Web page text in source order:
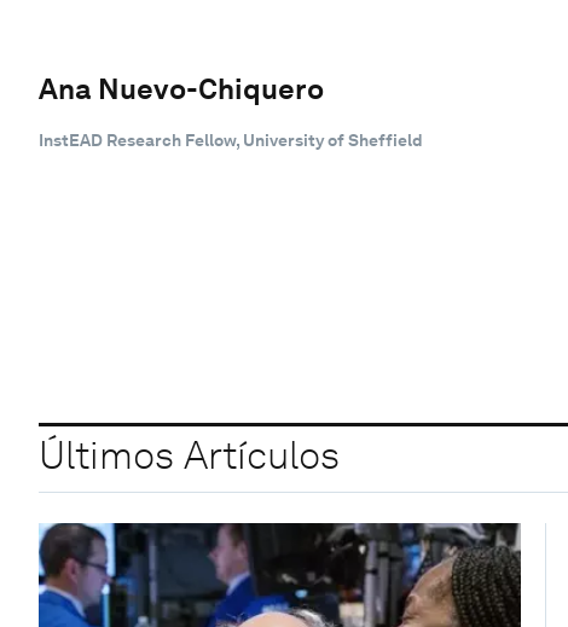
Ana Nuevo-Chiquero
InstEAD Research Fellow, University of Sheffield
Últimos Artículos